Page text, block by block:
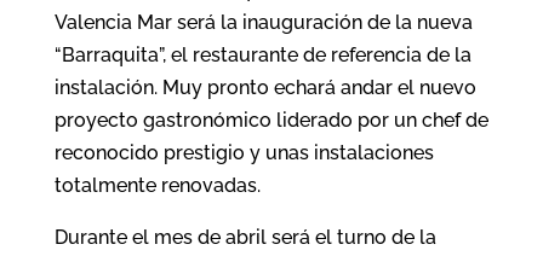
Valencia Mar será la inauguración de la nueva
“Barraquita”, el restaurante de referencia de la
instalación. Muy pronto echará andar el nuevo
proyecto gastronómico liderado por un chef de
reconocido prestigio y unas instalaciones
totalmente renovadas.
Durante el mes de abril será el turno de la